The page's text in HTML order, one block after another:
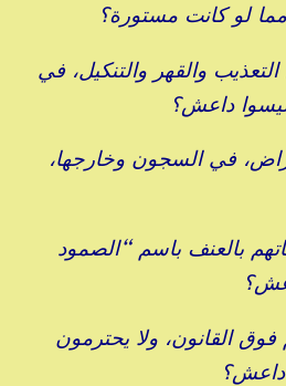
لو كانت مستورة؟
والقهر والتنكيل، في
داعش؟
في السجون وخارجها،
بالعنف باسم “الصمود
القانون، ولا يحترمون
داعش؟